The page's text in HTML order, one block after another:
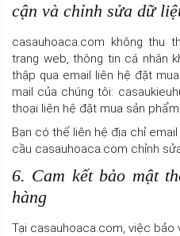
cận và chỉnh sửa dữ
casauhoaca.com không thu
trang web, thông tin cá nhân
thập qua email liên hệ đặt
mail của chúng tôi:
thoại liên hệ đặt mua sản
Bạn có thể liên hệ địa chỉ
cầu casauhoaca.com chỉnh
6. Cam kết bảo mật
hàng
Tại casauhoaca.com, việc bảo